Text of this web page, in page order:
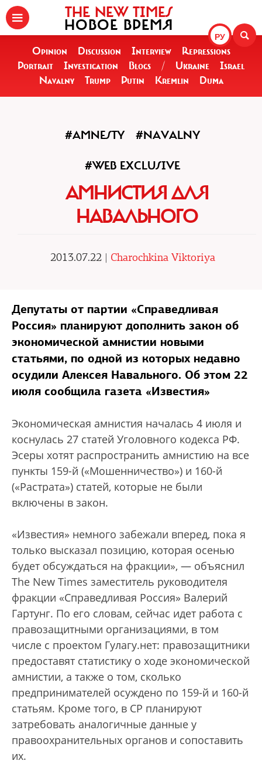
РУ
THE NEW TIMES
НОВОЕ ВРЕМЯ
Opinion Discussion Interview
Repressions
Portrait
Investigation Blogs / Ukraine
Israel
Navalny
Trump Putin Kremlin Duma
#AMNESTY #NAVALNY
#WEB EXCLUSIVE
АМНИСТИЯ ДЛЯ
НАВАЛЬНОГО
2013.07.22 | Charochkina Viktoriya
Депутаты от партии «Справедливая
Россия» планируют дополнить закон об
экономической амнистии новыми
статьями, по одной из которых недавно
осудили Алексея Навального. Об этом 22
июля сообщила газета «Известия»
Экономическая амнистия началась 4 июля и
коснулась 27 статей Уголовного кодекса РФ.
Эсеры хотят распространить амнистию на все
пункты 159-й («Мошенничество») и 160-й
(«Растрата») статей, которые не были
включены в закон.
«Известия» немного забежали вперед, пока я
только высказал позицию, которая осенью
будет обсуждаться на фракции», — объяснил
The New Times заместитель руководителя
фракции «Справедливая Россия» Валерий
Гартунг. По его словам, сейчас идет работа с
правозащитными организациями, в том
числе с проектом Гулагу.нет: правозащитники
предоставят статистику о ходе экономической
амнистии, а также о том, сколько
предпринимателей осуждено по 159-й и 160-й
статьям. Кроме того, в СР планируют
затребовать аналогичные данные у
правоохранительных органов и сопоставить
их.